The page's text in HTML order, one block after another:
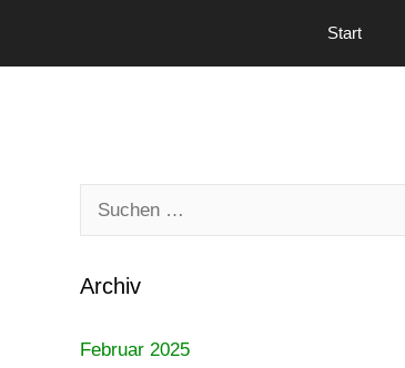
springen
Start
Archiv
Februar 2025